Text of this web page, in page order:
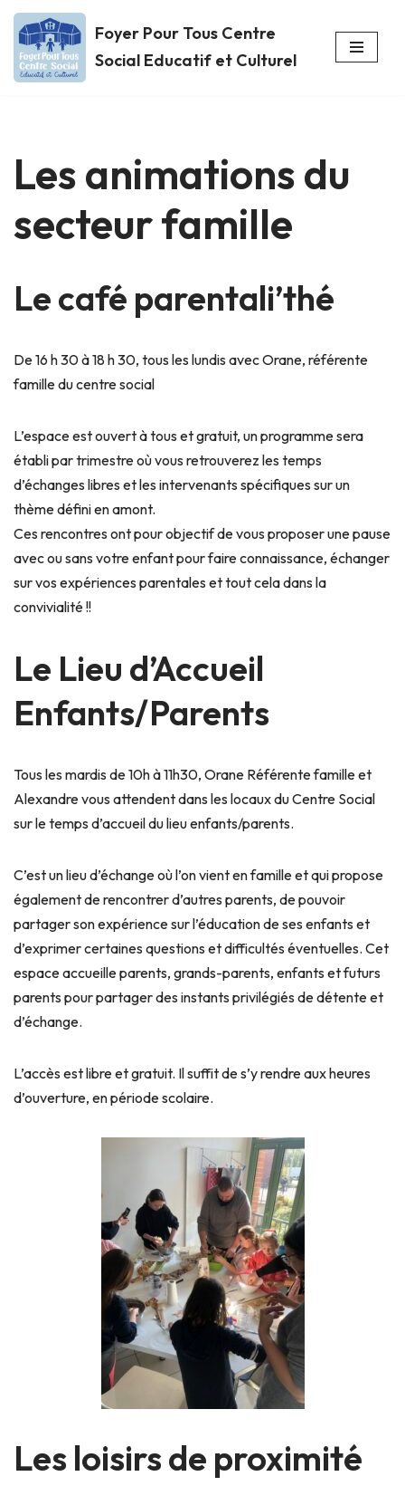
Aller
au
Foyer Pour Tous Centre
Social Educatif et Culturel
Les animations du
secteur famille
Le café parentali’thé
De 16 h 30 à 18 h 30, tous les lundis avec Orane, référente
famille du centre social
L’espace est ouvert à tous et gratuit, un programme sera
établi par trimestre où vous retrouverez les temps
d’échanges libres et les intervenants spécifiques sur un
thème défini en amont.
Ces rencontres ont pour objectif de vous proposer une pause
avec ou sans votre enfant pour faire connaissance, échanger
sur vos expériences parentales et tout cela dans la
convivialité !!
Le Lieu d’Accueil
Enfants/Parents
Tous les mardis de 10h à 11h30, Orane Référente famille et
Alexandre vous attendent dans les locaux du Centre Social
sur le temps d’accueil du lieu enfants/parents.
C’est un lieu d’échange où l’on vient en famille et qui propose
également de rencontrer d’autres parents, de pouvoir
partager son expérience sur l’éducation de ses enfants et
d’exprimer certaines questions et difficultés éventuelles. Cet
espace accueille parents, grands-parents, enfants et futurs
parents pour partager des instants privilégiés de détente et
d’échange.
L’accès est libre et gratuit. Il suffit de s’y rendre aux heures
d’ouverture, en période scolaire.
Les loisirs de proximité